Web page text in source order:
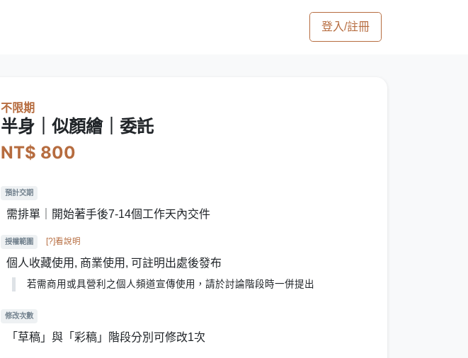
登入/註冊
不限期
半身｜似顏繪｜委託
NT$ 800
預計交期
需排單｜開始著手後7-14個工作天內交件
授權範圍 [?]看說明
個人收藏使用, 商業使用, 可註明出處後發布
若需商用或具營利之個人頻道宣傳使用，請於討論階段時一併提出
修改次數
「草稿」與「彩稿」階段分別可修改1次